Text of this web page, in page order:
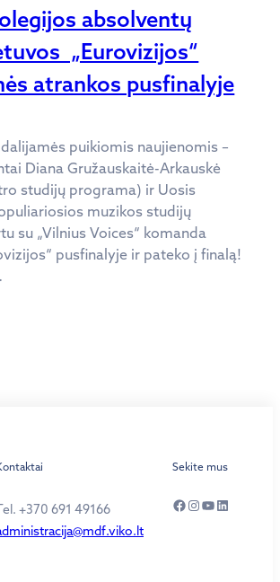
absolventų
„Eurovizijos“
atrankos pusfinalyje
puikiomis naujienomis –
Diana Gružauskaitė-Arkauskė
studijų programa) ir Uosis
muzikos studijų
su „Vilnius Voices“ komanda
pusfinalyje ir pateko į finalą!
+370 691 49166
Sekite mus
Facebook
Instagram
YouTube
LinkedIn